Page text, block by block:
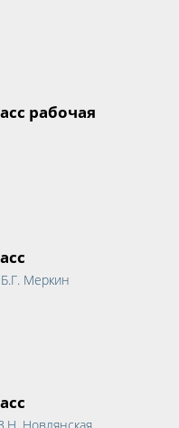
рабочая
Меркин